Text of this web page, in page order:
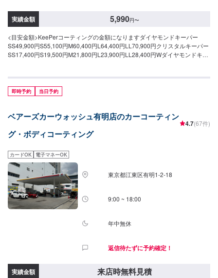
実績金額 5,990円〜
<目安金額>KeePerコーティングの金額になりますダイヤモンドキーパー
SS49,900円S55,100円M60,400円L64,400円LL70,900円クリスタルキーパー
SS17,400円S19,500円M21,800円L23,900円LL28,400円Wダイヤモンドキー
LL157,800円ダイヤモンドキーパーメンテナンスASS7,800円S8,200円
M8,700円L9,200円LL10,400円ダイヤモンドキーパーメンテナンス
BSS15,600円S16,500円M17,400円L18,500円LL20,700円ピュアキーパー(洗
パーSS7,040円S7,460円M8,400円L9,240円LL10,400円フッ素ガラスコーテ
ィングフロントSS~M3,450円L・LL3,670円全面SS~M7,650円L・LL8,380円
シリコンガラスコーティングフロント全車種1,570円全面SS~M3,980円L・
11,200円20インチ~13,200円Wホイールコーティング表4本~15インチ14,800
円16~19インチ16,800円20インチ~19,900円
即時予約 当日予約
ベアーズカーウォッシュ有明店のカーコーティン
グ・ボディコーティング
4.7(67件)
カードOK 電子マネーOK
東京都江東区有明1-2-18
9:00 ~ 18:00
年中無休
返信待たずに予約確定！
実績金額 来店時無料見積